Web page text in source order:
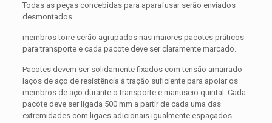
Todas as peças concebidas para aparafusar serão enviados
desmontados.
membros torre serão agrupados nas maiores pacotes práticos
para transporte e cada pacote deve ser claramente marcado.
Pacotes devem ser solidamente fixados com tensão amarrado
laços de aço de resistência à tração suficiente para apoiar os
membros de aço durante o transporte e manuseio quintal. Cada
pacote deve ser ligada 500 mm a partir de cada uma das
extremidades com ligaes adicionais igualmente espaçados